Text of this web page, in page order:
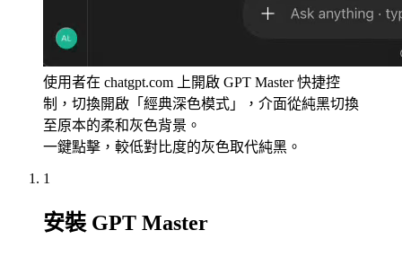
使用者在 chatgpt.com 上開啟 GPT Master 快捷控
制，切換開啟「經典深色模式」，介面從純黑切換
至原本的柔和灰色背景。
一鍵點擊，較低對比度的灰色取代純黑。
1
安裝 GPT Master